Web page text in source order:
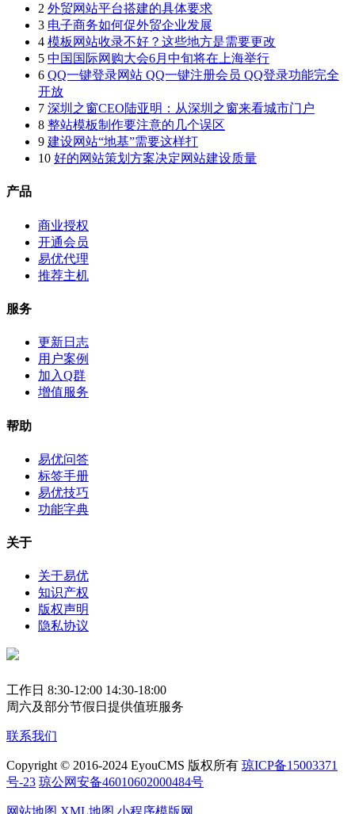
2 外贸网站平台搭建的具体要求
3 电子商务如何促外贸企业发展
4 模板网站收录不好？这些地方是需要更改
5 中国国际网购大会6月中旬将在上海举行
6 QQ一键登录网站 QQ一键注册会员 QQ登录功能完全
开放
7 深圳之窗CEO陆亚明：从深圳之窗来看城市门户
8 整站模板制作要注意的几个误区
9 建设网站“地基”需要这样打
10 好的网站策划方案决定网站建设质量
产品
商业授权
开通会员
易优代理
推荐主机
服务
更新日志
用户案例
加入Q群
增值服务
帮助
易优问答
标签手册
易优技巧
功能字典
关于
关于易优
知识产权
版权声明
隐私协议
工作日 8:30-12:00 14:30-18:00
周六及部分节假日提供值班服务
联系我们
Copyright © 2016-2024 EyouCMS 版权所有 琼ICP备15003371
号-23 琼公网安备46010602000484号